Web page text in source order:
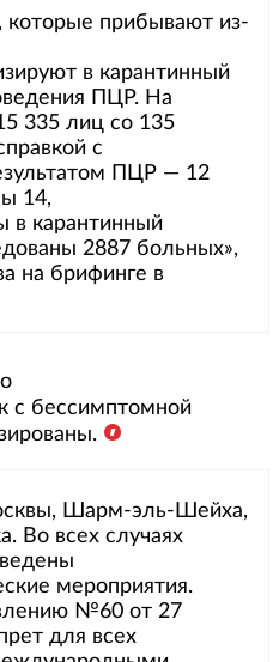
которые прибывают из-
в карантинный
ПЦР. На
335 лиц со 135
с
ПЦР — 12
14,
в карантинный
2887 больных»,
на брифинге в
с бессимптомной
Шарм-эль-Шейха,
Во всех случаях
мероприятия.
№60 от 27
для всех